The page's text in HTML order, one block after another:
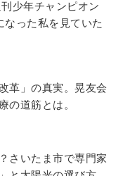
少年チャンピオン
った私を見ていた
革」の真実。晃友会
の道筋とは。
さいたま市で専門家